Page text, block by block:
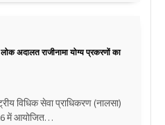
अदालत राजीनामा योग्य प्रकरणों का
विधिक सेवा प्राधिकरण (नालसा)
में आयोजित…